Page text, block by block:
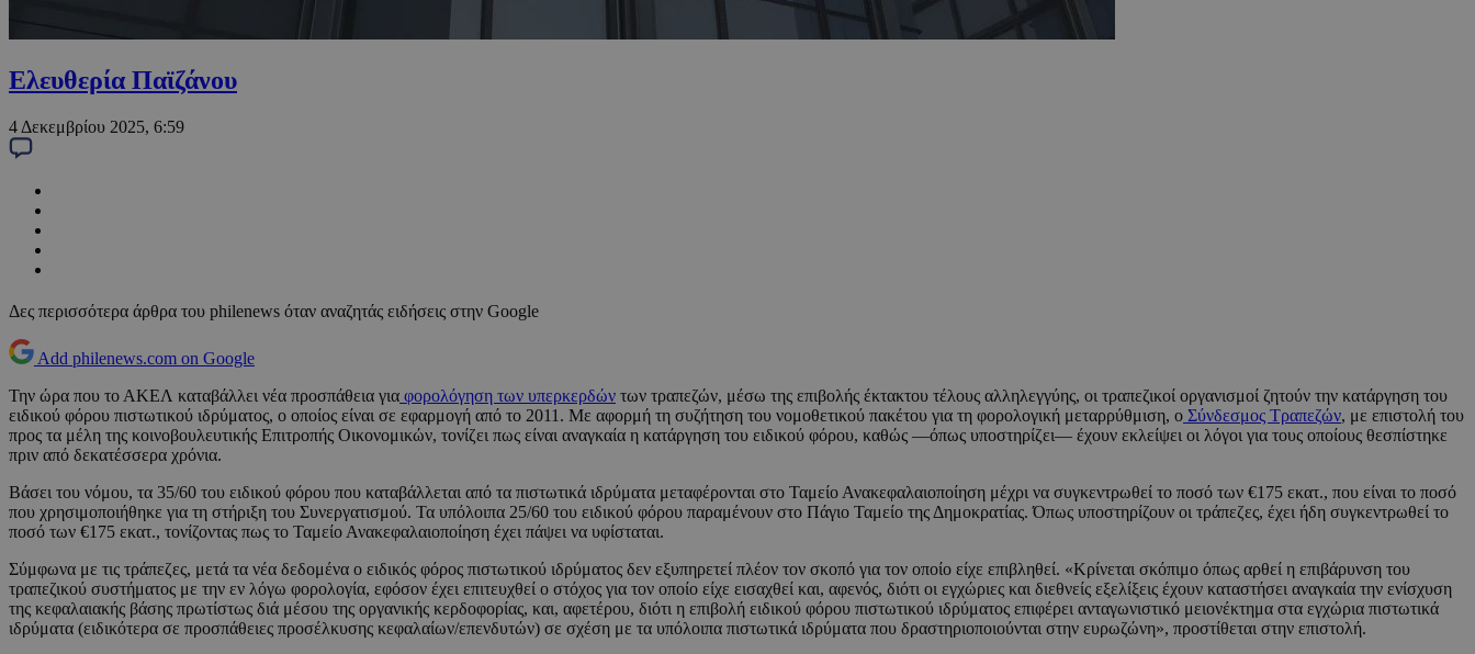
Ελευθερία Παϊζάνου
4 Δεκεμβρίου 2025, 6:59
Δες περισσότερα άρθρα του philenews όταν αναζητάς ειδήσεις στην Google
Add philenews.com on Google
Την ώρα που το ΑΚΕΛ καταβάλλει νέα προσπάθεια για φορολόγηση των υπερκερδών των τραπεζών, μέσω της επιβολής έκτακτου τέλους αλληλεγγύης, οι τραπεζικοί οργανισμοί ζητούν την κατάργηση του
ειδικού φόρου πιστωτικού ιδρύματος, ο οποίος είναι σε εφαρμογή από το 2011. Με αφορμή τη συζήτηση του νομοθετικού πακέτου για τη φορολογική μεταρρύθμιση, ο Σύνδεσμος Τραπεζών, με επιστολή του
προς τα μέλη της κοινοβουλευτικής Επιτροπής Οικονομικών, τονίζει πως είναι αναγκαία η κατάργηση του ειδικού φόρου, καθώς —όπως υποστηρίζει— έχουν εκλείψει οι λόγοι για τους οποίους θεσπίστηκε
πριν από δεκατέσσερα χρόνια.
Βάσει του νόμου, τα 35/60 του ειδικού φόρου που καταβάλλεται από τα πιστωτικά ιδρύματα μεταφέρονται στο Ταμείο Ανακεφαλαιοποίηση μέχρι να συγκεντρωθεί το ποσό των €175 εκατ., που είναι το ποσό
που χρησιμοποιήθηκε για τη στήριξη του Συνεργατισμού. Τα υπόλοιπα 25/60 του ειδικού φόρου παραμένουν στο Πάγιο Ταμείο της Δημοκρατίας. Όπως υποστηρίζουν οι τράπεζες, έχει ήδη συγκεντρωθεί το
ποσό των €175 εκατ., τονίζοντας πως το Ταμείο Ανακεφαλαιοποίηση έχει πάψει να υφίσταται.
Σύμφωνα με τις τράπεζες, μετά τα νέα δεδομένα ο ειδικός φόρος πιστωτικού ιδρύματος δεν εξυπηρετεί πλέον τον σκοπό για τον οποίο είχε επιβληθεί. «Κρίνεται σκόπιμο όπως αρθεί η επιβάρυνση του
τραπεζικού συστήματος με την εν λόγω φορολογία, εφόσον έχει επιτευχθεί ο στόχος για τον οποίο είχε εισαχθεί και, αφενός, διότι οι εγχώριες και διεθνείς εξελίξεις έχουν καταστήσει αναγκαία την ενίσχυση
της κεφαλαιακής βάσης πρωτίστως διά μέσου της οργανικής κερδοφορίας, και, αφετέρου, διότι η επιβολή ειδικού φόρου πιστωτικού ιδρύματος επιφέρει ανταγωνιστικό μειονέκτημα στα εγχώρια πιστωτικά
ιδρύματα (ειδικότερα σε προσπάθειες προσέλκυσης κεφαλαίων/επενδυτών) σε σχέση με τα υπόλοιπα πιστωτικά ιδρύματα που δραστηριοποιούνται στην ευρωζώνη», προστίθεται στην επιστολή.